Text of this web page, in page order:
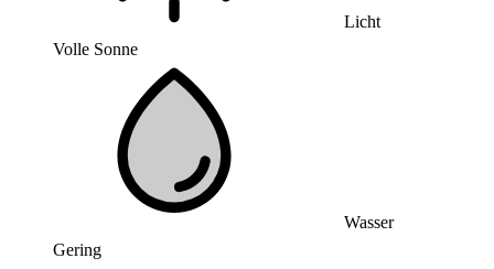
Licht
Volle Sonne
Wasser
Gering